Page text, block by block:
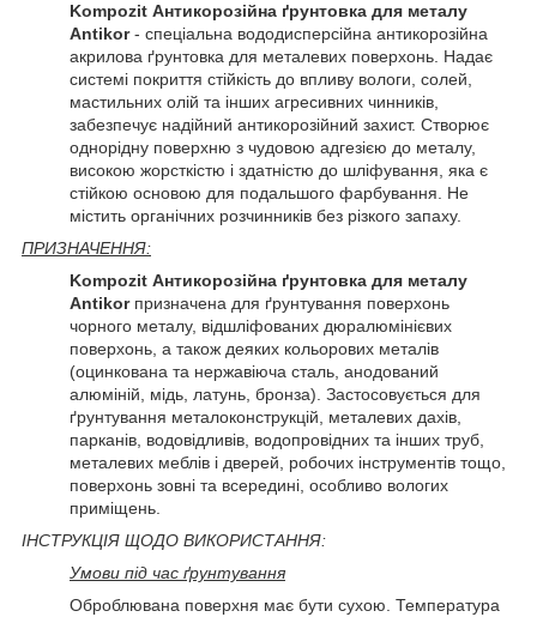
Kompozit Антикорозійна ґрунтовка для металу
Antikor- спеціальна вододисперсійна антикорозійна
акрилова ґрунтовка для металевих поверхонь. Надає
системі покриття стійкість до впливу вологи, солей,
мастильних олій та інших агресивних чинників,
забезпечує надійний антикорозійний захист. Створює
однорідну поверхню з чудовою адгезією до металу,
високою жорсткістю і здатністю до шліфування, яка є
стійкою основою для подальшого фарбування. Не
містить органічних розчинників без різкого запаху.
ПРИЗНАЧЕННЯ:
Kompozit Антикорозійна ґрунтовка для металу
Antikorпризначена для ґрунтування поверхонь
чорного металу, відшліфованих дюралюмінієвих
поверхонь, а також деяких кольорових металів
(оцинкована та нержавіюча сталь, анодований
алюміній, мідь, латунь, бронза). Застосовується для
ґрунтування металоконструкцій, металевих дахів,
парканів, водовідливів, водопровідних та інших труб,
металевих меблів і дверей, робочих інструментів тощо,
поверхонь зовні та всередині, особливо вологих
приміщень.
ІНСТРУКЦІЯ ЩОДО ВИКОРИСТАННЯ:
Умови під час ґрунтування
Оброблювана поверхня має бути сухою. Температура